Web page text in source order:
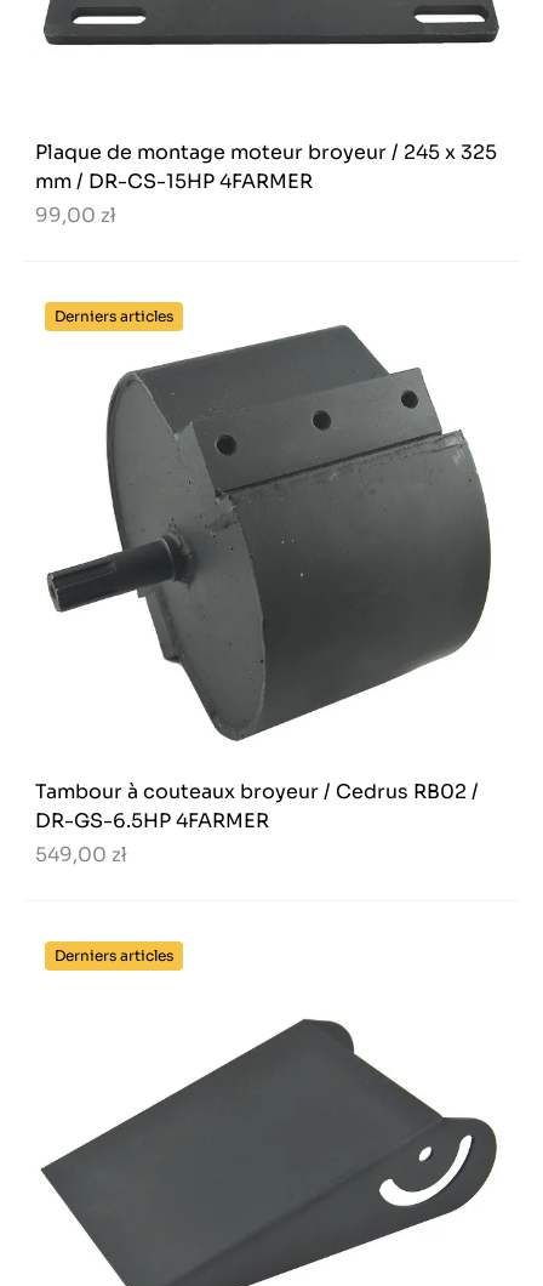
Plaque de montage moteur broyeur / 245 x 325
mm / DR-CS-15HP 4FARMER
99,00 zł
Derniers articles
Tambour à couteaux broyeur / Cedrus RB02 /
DR-GS-6.5HP 4FARMER
549,00 zł
Derniers articles